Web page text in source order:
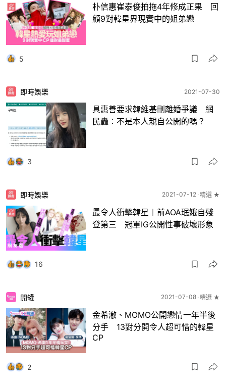
朴信惠崔泰俊拍拖4年修成正果 回
顧9對韓星界現實中的姐弟戀
5
即時娛樂 2021-07-30
具惠善要求韓維基刪離婚爭議 網
民轟︰不是本人親自公開的嗎？
3
即時娛樂 2021-07-12 精選 ★
最令人衝擊韓星︱前AOA珉娥自殘
登第三 冠軍IG公開性事破壞形象
16
開罐 2021-07-08 精選 ★
金希澈、MOMO公開戀情一年半後
分手 13對分開令人超可惜的韓星
CP
2